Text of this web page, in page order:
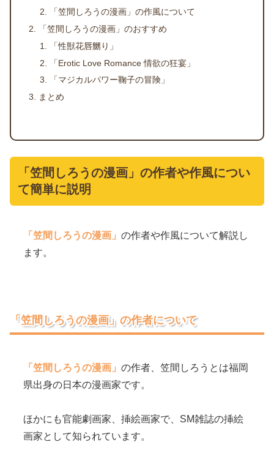
「笠間しろうの漫画」の作風について
「笠間しろうの漫画」のおすすめ
「性獣花唇嬲り」
「Erotic Love Romance 情欲の狂宴」
「マジカルパワー鞠子の冒険」
まとめ
「笠間しろうの漫画」の作者や作風につい
て簡単に説明
「笠間しろうの漫画」の作者や作風について解説し
ます。
「笠間しろうの漫画」の作者について
「笠間しろうの漫画」の作者、笠間しろうとは福岡
県出身の日本の漫画家です。
ほかにも官能劇画家、挿絵画家で、SM雑誌の挿絵
画家として知られています。